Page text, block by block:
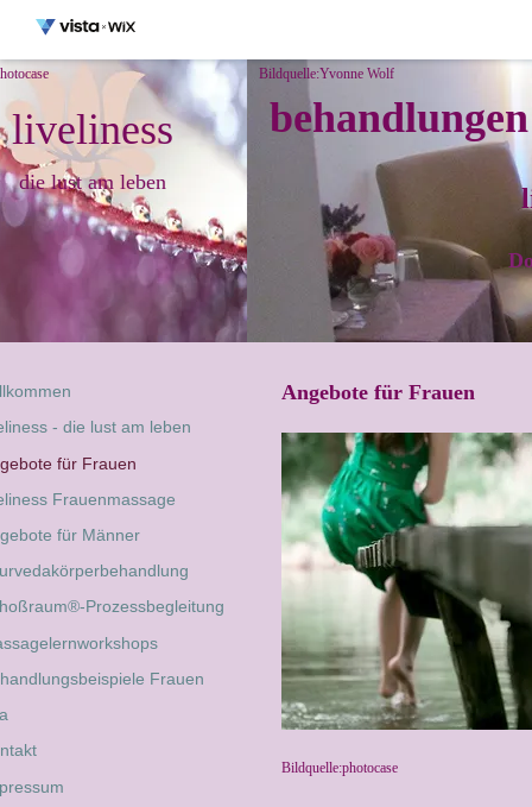
liveliness
die lust am leben
Bildquelle:Yvonne Wolf
- die lust am leben
für Frauen
Frauenmassage
für Männer
Prozessbegleitung
Frauen
Angebote für Frauen
Bildquelle:photocase